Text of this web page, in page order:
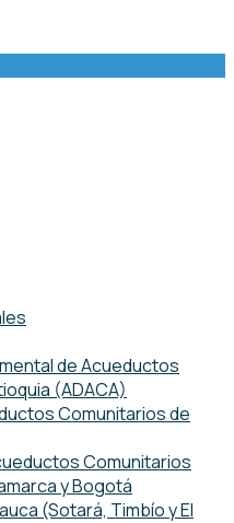
de Acueductos
(ADACA)
Comunitarios de
Comunitarios
y Bogotá
(Sotará, Timbío y El